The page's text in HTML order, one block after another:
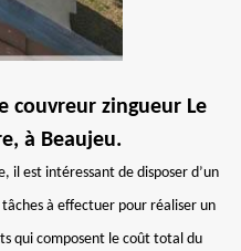
couvreur zingueur Le
à Beaujeu.
il est intéressant de disposer d’un
à effectuer pour réaliser un
qui composent le coût total du